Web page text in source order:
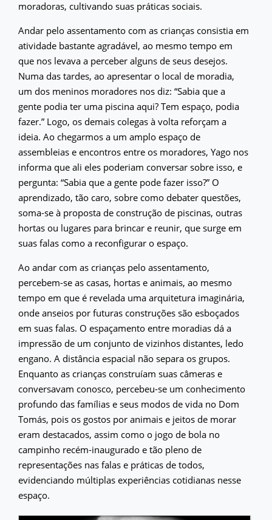
moradoras, cultivando suas práticas sociais.
Andar pelo assentamento com as crianças consistia em
atividade bastante agradável, ao mesmo tempo em
que nos levava a perceber alguns de seus desejos.
Numa das tardes, ao apresentar o local de moradia,
um dos meninos moradores nos diz: “Sabia que a
gente podia ter uma piscina aqui? Tem espaço, podia
fazer.” Logo, os demais colegas à volta reforçam a
ideia. Ao chegarmos a um amplo espaço de
assembleias e encontros entre os moradores, Yago nos
informa que ali eles poderiam conversar sobre isso, e
pergunta: “Sabia que a gente pode fazer isso?” O
aprendizado, tão caro, sobre como debater questões,
soma-se à proposta de construção de piscinas, outras
hortas ou lugares para brincar e reunir, que surge em
suas falas como a reconfigurar o espaço.
Ao andar com as crianças pelo assentamento,
percebem-se as casas, hortas e animais, ao mesmo
tempo em que é revelada uma arquitetura imaginária,
onde anseios por futuras construções são esboçados
em suas falas. O espaçamento entre moradias dá a
impressão de um conjunto de vizinhos distantes, ledo
engano. A distância espacial não separa os grupos.
Enquanto as crianças construíam suas câmeras e
conversavam conosco, percebeu-se um conhecimento
profundo das famílias e seus modos de vida no Dom
Tomás, pois os gostos por animais e jeitos de morar
eram destacados, assim como o jogo de bola no
campinho recém-inaugurado e tão pleno de
representações nas falas e práticas de todos,
evidenciando múltiplas experiências cotidianas nesse
espaço.